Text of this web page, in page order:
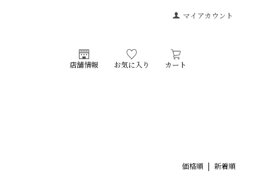
マイアカウント
店舗情報 お気に入り カート
価格順 | 新着順